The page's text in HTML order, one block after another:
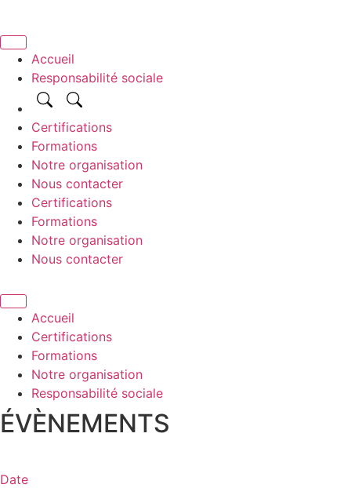
au
contenuAccueil
Responsabilité sociale
Certifications
Formations
Notre organisation
Nous contacter
Certifications
Formations
Notre organisation
Nous contacter
Accueil
Certifications
Formations
Notre organisation
Responsabilité sociale
ÉVÈNEMENTS
Date